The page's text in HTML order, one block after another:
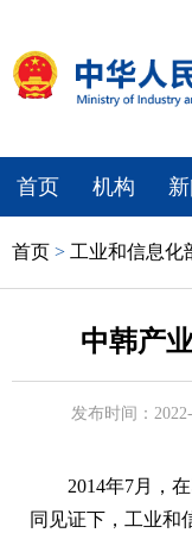
首页 机构
首页 > 工业和信息化
中韩产
发布时间：
2014年7月，
同见证下，工业和